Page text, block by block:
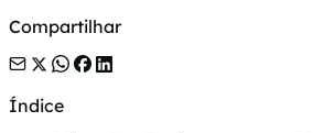
Compartilhar
Índice